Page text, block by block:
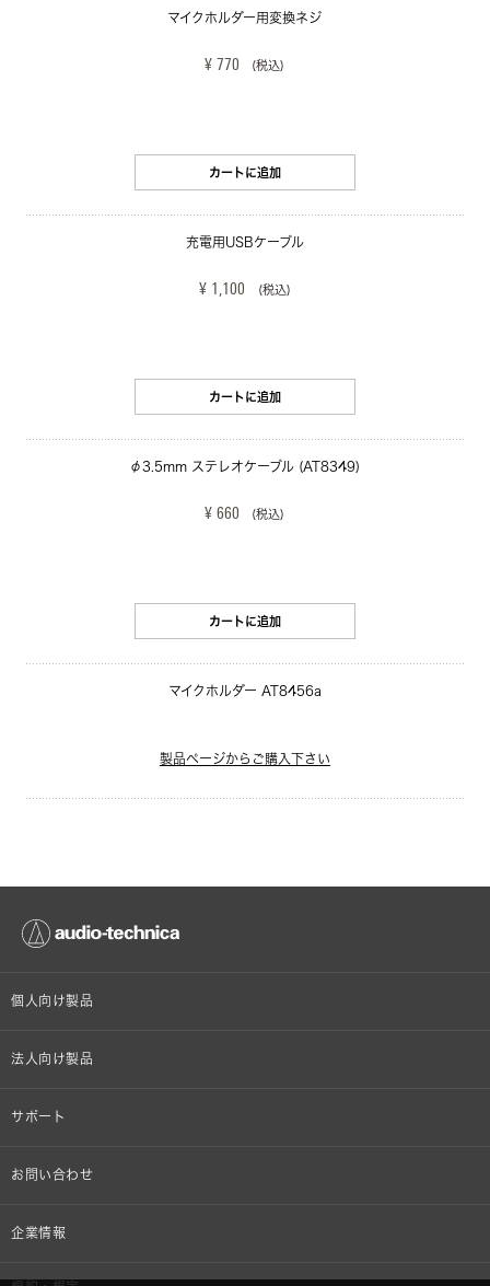
マイクホルダー用変換ネジ
¥ 770 (税込)
カートに追加
充電用USBケーブル
¥ 1,100 (税込)
カートに追加
φ3.5mm ステレオケーブル (AT8349)
¥ 660 (税込)
カートに追加
マイクホルダー AT8456a
製品ページからご購入下さい
個人向け製品
オンラインストア限定
法人向け製品
設備音響機器
サポート
個人向け製品サポート
お問い合わせ
その他、メディア 取材関連等のお問い合わせ
企業情報